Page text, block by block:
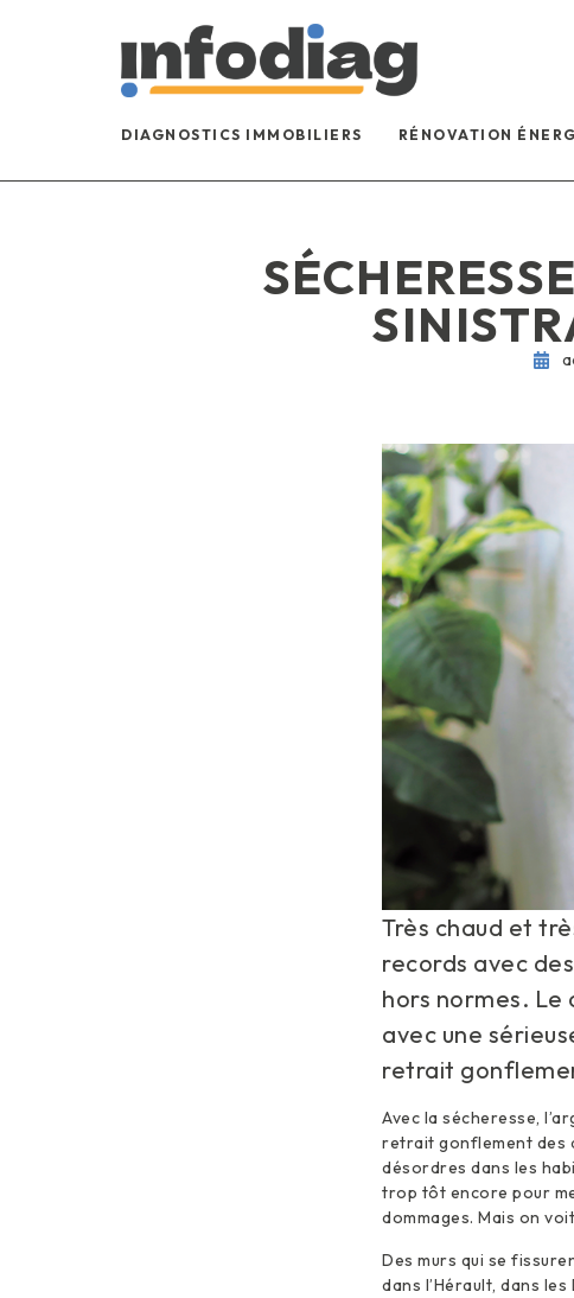
DIAGNOSTICS IMMOBILIERS RÉNOVATION
Très chaud et
records avec
hors normes.
avec une
retrait
Avec la sécheresse,
retrait gonflement des
désordres dans les
trop tôt encore pour
dommages. Mais on
Des murs qui se
dans l’Hérault, dans